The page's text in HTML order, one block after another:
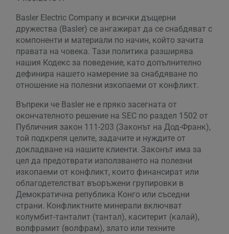
Basler Electric Company и всички дъщерни
дружества (Basler) се ангажират да се снабдяват с
компоненти и материали по начин, който зачита
правата на човека. Тази политика разширява
нашия Кодекс за поведение, като допълнително
дефинира нашето намерение за снабдяване по
отношение на полезни изкопаеми от конфликт.
Въпреки че Basler не е пряко засегната от
окончателното решение на SEC по раздел 1502 от
Публичния закон 111-203 (Законът на Дод-Франк),
той подкрепя целите, задачите и нуждите от
докладване на нашите клиенти. Законът има за
цел да предотврати използването на полезни
изкопаеми от конфликт, които финансират или
облагодетелстват въоръжени групировки в
Демократична република Конго или съседни
страни. Конфликтните минерали включват
колумбит-танталит (тантал), каситерит (калай),
волфрамит (волфрам), злато или техните